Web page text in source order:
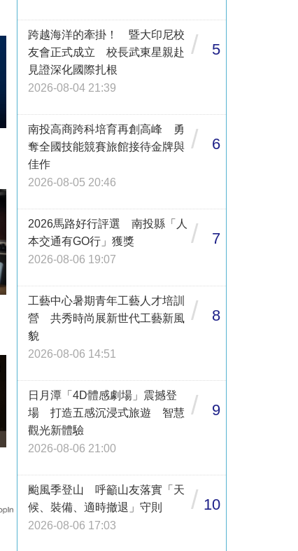
跨越海洋的牽掛！ 暨大印尼校
友會正式成立 校長武東星親赴
見證深化國際扎根
2026-08-04 21:39
/ 5
南投高商跨科培育再創高峰 勇
奪全國技能競賽旅館接待金牌與
佳作
2026-08-05 20:46
/ 6
2026馬路好行評選 南投縣「人
本交通有GO行」獲獎
2026-08-06 19:07
/ 7
工藝中心暑期青年工藝人才培訓
營 共秀時尚展新世代工藝新風
貌
2026-08-06 14:51
/ 8
日月潭「4D體感劇場」震撼登
場 打造五感沉浸式旅遊 智慧
觀光新體驗
2026-08-06 21:00
/ 9
颱風季登山 呼籲山友落實「天
候、裝備、適時撤退」守則
2026-08-06 17:03
/ 10